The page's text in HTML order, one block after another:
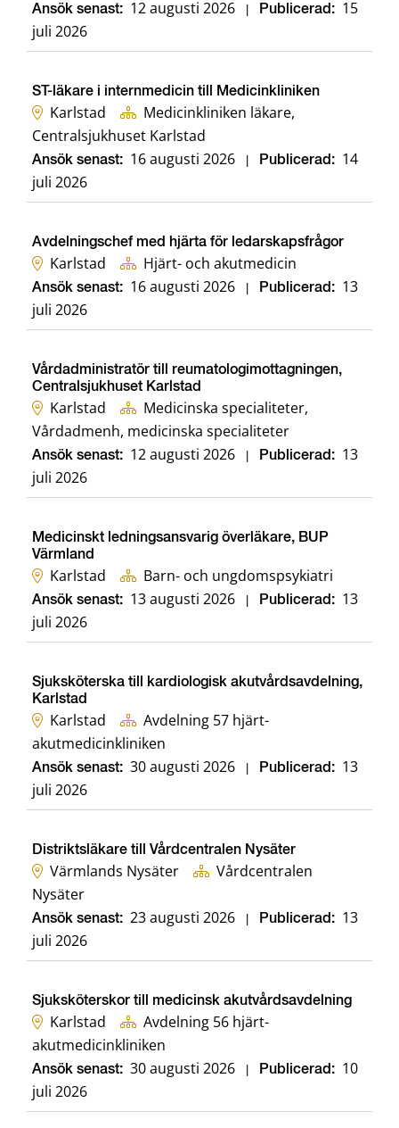
Ansök senast: 12 augusti 2026 Publicerad: 15
juli 2026
ST-läkare i internmedicin till Medicinkliniken
Karlstad
Medicinkliniken läkare,
Centralsjukhuset Karlstad
Ansök senast: 16 augusti 2026 Publicerad: 14
juli 2026
Avdelningschef med hjärta för ledarskapsfrågor
Karlstad Hjärt- och akutmedicin
Ansök senast: 16 augusti 2026 Publicerad: 13
juli 2026
Vårdadministratör till reumatologimottagningen,
Centralsjukhuset Karlstad
Karlstad
Medicinska specialiteter,
Vårdadmenh, medicinska specialiteter
Ansök senast: 12 augusti 2026 Publicerad: 13
juli 2026
Medicinskt ledningsansvarig överläkare, BUP
Värmland
Karlstad Barn- och ungdomspsykiatri
Ansök senast: 13 augusti 2026 Publicerad: 13
juli 2026
Sjuksköterska till kardiologisk akutvårdsavdelning,
Karlstad
Karlstad
Avdelning 57 hjärt-
akutmedicinkliniken
Ansök senast: 30 augusti 2026 Publicerad: 13
juli 2026
Distriktsläkare till Vårdcentralen Nysäter
Värmlands Nysäter
Vårdcentralen
Nysäter
Ansök senast: 23 augusti 2026 Publicerad: 13
juli 2026
Sjuksköterskor till medicinsk akutvårdsavdelning
Karlstad
Avdelning 56 hjärt-
akutmedicinkliniken
Ansök senast: 30 augusti 2026 Publicerad: 10
juli 2026